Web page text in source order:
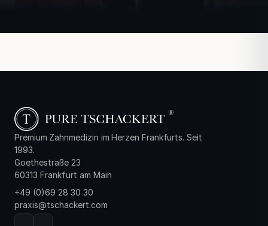
Premium Zahnmedizin im Herzen Frankfurts. Seit
1993.
Goethestraße 23
60313 Frankfurt am Main
+49 (0)69 28 30 30
praxis@tschackert.com